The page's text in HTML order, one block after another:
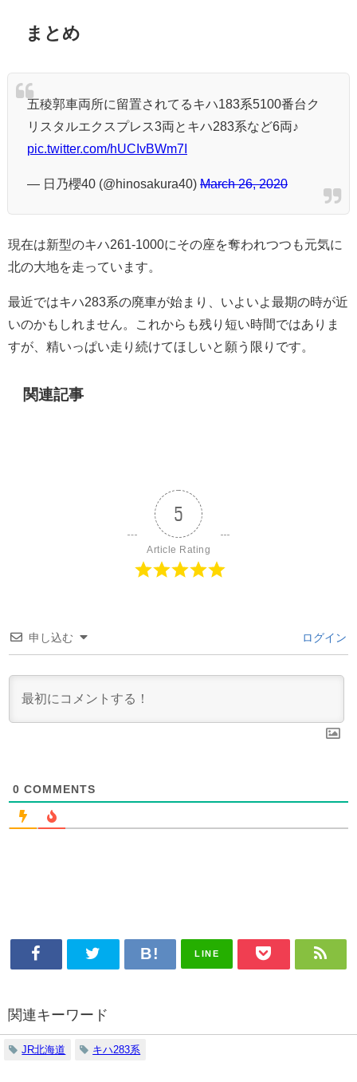
まとめ
五稜郭車両所に留置されてるキハ183系5100番台ク
リスタルエクスプレス3両とキハ283系など6両♪
pic.twitter.com/hUCIvBWm7I
— 日乃櫻40 (@hinosakura40) March 26, 2020
現在は新型のキハ261-1000にその座を奪われつつも元気に
北の大地を走っています。
最近ではキハ283系の廃車が始まり、いよいよ最期の時が近
いのかもしれません。これからも残り短い時間ではありま
すが、精いっぱい走り続けてほしいと願う限りです。
関連記事
5
Article Rating
申し込む ログイン
0 COMMENTS
LINE
関連キーワード
JR北海道 キハ283系